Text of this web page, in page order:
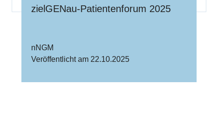
zielGENau-Patientenforum 2025
nNGM
Veröffentlicht am 22.10.2025